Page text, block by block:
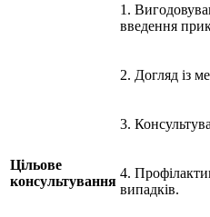
Цільове
консультування
1.
введення
2. Догляд із
3.
4.
випадків.